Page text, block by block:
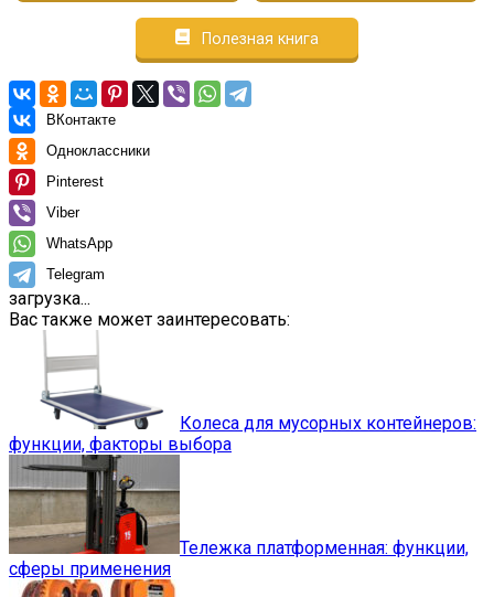
Полезная книга
ВКонтакте
Одноклассники
Pinterest
Viber
WhatsApp
Telegram
загрузка...
Вас также может заинтересовать:
Колеса для мусорных контейнеров:
функции, факторы выбора
Тележка платформенная: функции,
сферы применения